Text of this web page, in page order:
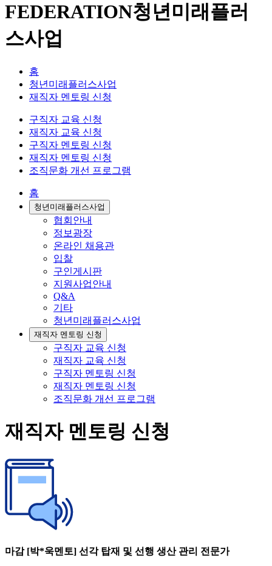
FEDERATION청년미래플러
스사업
홈
청년미래플러스사업
재직자 멘토링 신청
구직자 교육 신청
재직자 교육 신청
구직자 멘토링 신청
재직자 멘토링 신청
조직문화 개선 프로그램
홈
청년미래플러스사업
협회안내
정보광장
온라인 채용관
입찰
구인게시판
지원사업안내
Q&A
기타
청년미래플러스사업
재직자 멘토링 신청
구직자 교육 신청
재직자 교육 신청
구직자 멘토링 신청
재직자 멘토링 신청
조직문화 개선 프로그램
재직자 멘토링 신청
마감 [박*욱멘토] 선각 탑재 및 선행 생산 관리 전문가